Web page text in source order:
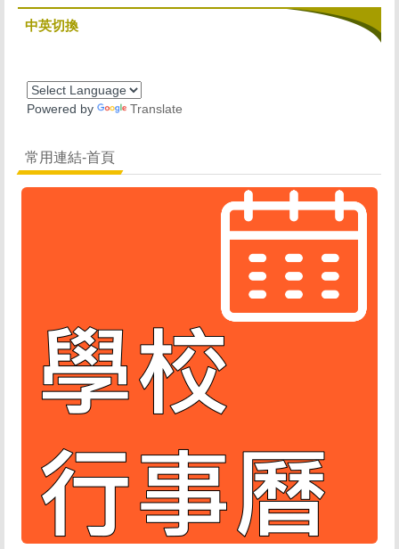
中英切換
Powered by Translate
常用連結-首頁